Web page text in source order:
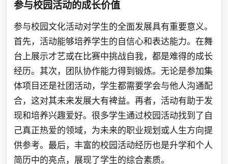
参与校园活动的成长价值
参与校园文化活动对学生的全面发展具有重要意义。
首先，活动能够培养学生的自信心和表达能力。在舞
台上展示才艺或在比赛中挑战自我，都是难得的成长
经历。其次，团队协作能力得到锻炼。无论是参加集
体项目还是社团活动，学生都需要学会与他人沟通配
合，这对其未来发展大有裨益。再者，活动有助于发
现和培养兴趣爱好。很多学生通过校园活动找到了自
己真正热爱的领域，为未来的职业规划或人生方向提
供参考。最后，丰富的校园活动经历也是升学和个人
简历中的亮点，展现了学生的综合素质。